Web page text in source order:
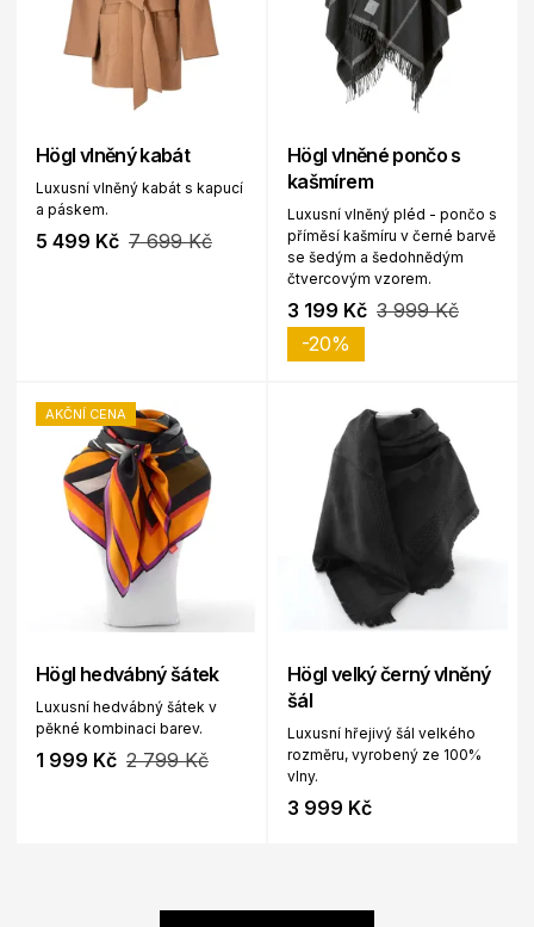
Högl vlněný kabát
Luxusní vlněný kabát s kapucí
a páskem.
5 499 Kč 7 699 Kč
Högl vlněné pončo s
kašmírem
Luxusní vlněný pléd - pončo s
příměsí kašmíru v černé barvě
se šedým a šedohnědým
čtvercovým vzorem.
3 199 Kč 3 999 Kč
-20%
AKČNÍ CENA
Högl hedvábný šátek
Luxusní hedvábný šátek v
pěkné kombinaci barev.
1 999 Kč 2 799 Kč
Högl velký černý vlněný
šál
Luxusní hřejivý šál velkého
rozměru, vyrobený ze 100%
vlny.
3 999 Kč